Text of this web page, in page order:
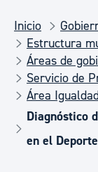
Inicio
Estructura
Áreas de
Servicio de
Área
Diagnóstico
en el Deporte